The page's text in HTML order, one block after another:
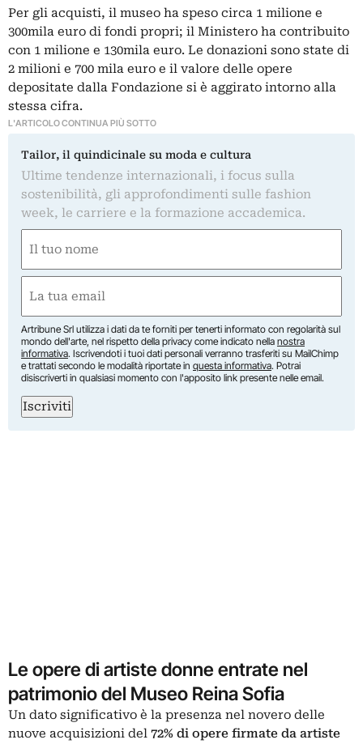
Per gli acquisti, il museo ha speso circa 1 milione e
300mila euro di fondi propri; il Ministero ha contribuito
con 1 milione e 130mila euro. Le donazioni sono state di
2 milioni e 700 mila euro e il valore delle opere
depositate dalla Fondazione si è aggirato intorno alla
stessa cifra.
L'ARTICOLO CONTINUA PIÙ SOTTO
Tailor, il quindicinale su moda e cultura
Ultime tendenze internazionali, i focus sulla
sostenibilità, gli approfondimenti sulle fashion
week, le carriere e la formazione accademica.
(Obbligatorio)
Nome
(Obbligatorio)
Artribune Srl utilizza i dati da te forniti per tenerti informato con regolarità sul
mondo dell'arte, nel rispetto della privacy come indicato nella nostra
informativa. Iscrivendoti i tuoi dati personali verranno trasferiti su MailChimp
e trattati secondo le modalità riportate in questa informativa. Potrai
disiscriverti in qualsiasi momento con l'apposito link presente nelle email.
Iscriviti
Le opere di artiste donne entrate nel
patrimonio del Museo Reina Sofia
Un dato significativo è la presenza nel novero delle
nuove acquisizioni del 72% di opere firmate da artiste